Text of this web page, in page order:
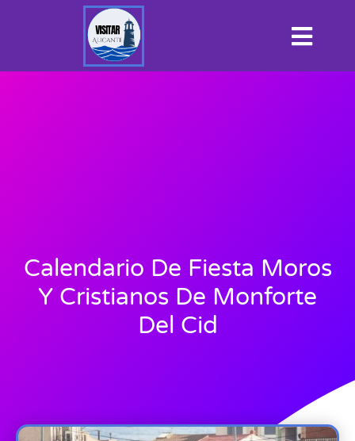
Calendario De Fiesta Moros
Y Cristianos De Monforte
Del Cid